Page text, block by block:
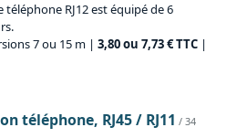
téléphone RJ12 est équipé de 6
7 ou 15 m | 3,80 ou 7,73 € TTC |
téléphone, RJ45 / RJ11 / 34